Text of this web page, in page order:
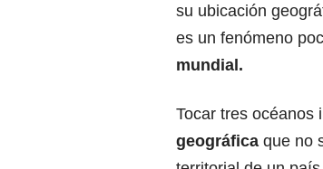
su ubicación
es un fenómeno
mundial.
Tocar tres océanos
geográfica que no